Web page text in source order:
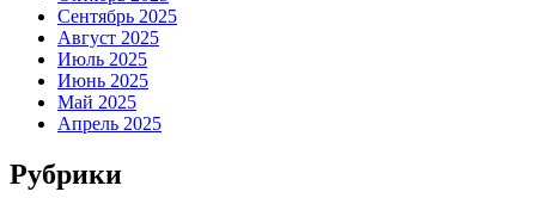
Сентябрь 2025
Август 2025
Июль 2025
Июнь 2025
Май 2025
Апрель 2025
Рубрики